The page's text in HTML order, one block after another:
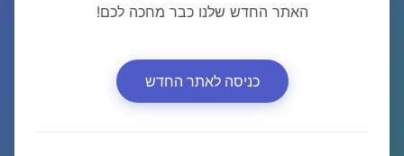
האתר החדש שלנו כבר מחכה לכם!
כניסה לאתר החדש